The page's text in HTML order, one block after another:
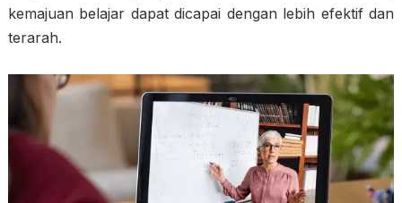
kemajuan belajar dapat dicapai dengan lebih efektif dan
terarah.